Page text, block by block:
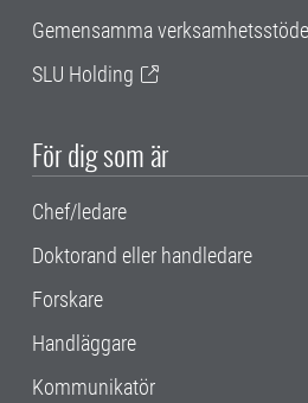
Gemensamma
SLU Holding
För dig som är
Chef/ledare
Doktorand eller handledare
Forskare
Handläggare
Kommunikatör